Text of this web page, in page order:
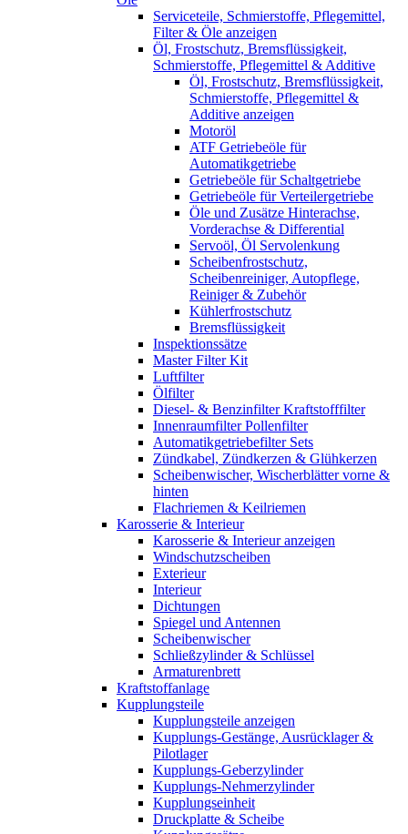
Serviceteile, Schmierstoffe, Pflegemittel,
Filter & Öle anzeigen
Öl, Frostschutz, Bremsflüssigkeit,
Schmierstoffe, Pflegemittel & Additive
Öl, Frostschutz, Bremsflüssigkeit,
Schmierstoffe, Pflegemittel &
Additive anzeigen
Motoröl
ATF Getriebeöle für
Automatikgetriebe
Getriebeöle für Schaltgetriebe
Getriebeöle für Verteilergetriebe
Öle und Zusätze Hinterachse,
Vorderachse & Differential
Servoöl, Öl Servolenkung
Scheibenfrostschutz,
Scheibenreiniger, Autopflege,
Reiniger & Zubehör
Kühlerfrostschutz
Bremsflüssigkeit
Inspektionssätze
Master Filter Kit
Luftfilter
Ölfilter
Diesel- & Benzinfilter Kraftstofffilter
Innenraumfilter Pollenfilter
Automatikgetriebefilter Sets
Zündkabel, Zündkerzen & Glühkerzen
Scheibenwischer, Wischerblätter vorne &
hinten
Flachriemen & Keilriemen
Karosserie & Interieur
Karosserie & Interieur anzeigen
Windschutzscheiben
Exterieur
Interieur
Dichtungen
Spiegel und Antennen
Scheibenwischer
Schließzylinder & Schlüssel
Armaturenbrett
Kraftstoffanlage
Kupplungsteile
Kupplungsteile anzeigen
Kupplungs-Gestänge, Ausrücklager &
Pilotlager
Kupplungs-Geberzylinder
Kupplungs-Nehmerzylinder
Kupplungseinheit
Druckplatte & Scheibe